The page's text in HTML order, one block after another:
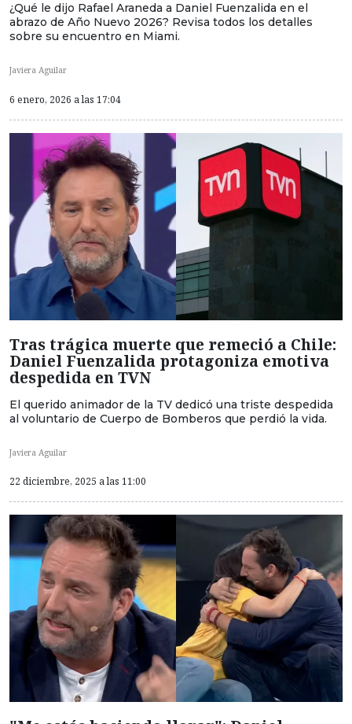
¿Qué le dijo Rafael Araneda a Daniel Fuenzalida en el
abrazo de Año Nuevo 2026? Revisa todos los detalles
sobre su encuentro en Miami.
Javiera Aguilar
6 enero, 2026 a las 17:04
Tras trágica muerte que remeció a Chile:
Daniel Fuenzalida protagoniza emotiva
despedida en TVN
El querido animador de la TV dedicó una triste despedida
al voluntario de Cuerpo de Bomberos que perdió la vida.
Javiera Aguilar
22 diciembre, 2025 a las 11:00